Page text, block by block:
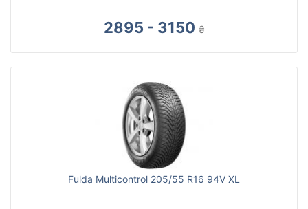
2895 - 3150 ₴
Fulda Multicontrol 205/55 R16 94V XL